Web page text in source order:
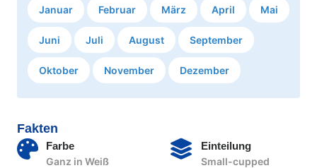
Januar Februar März April Mai
Juni Juli August September
Oktober November Dezember
Fakten
Farbe
Ganz in Weiß
Einteilung
Small-cupped